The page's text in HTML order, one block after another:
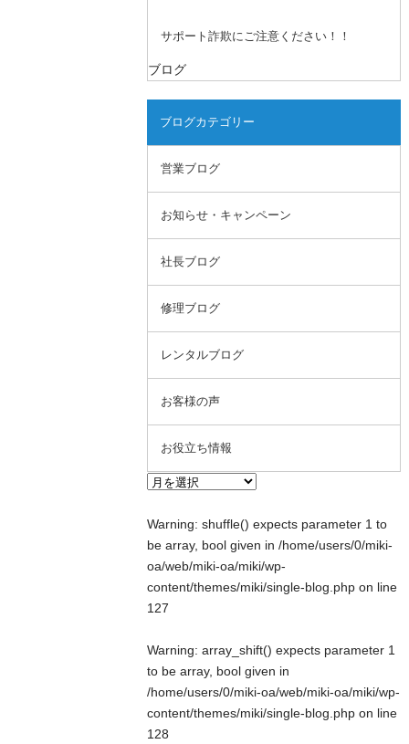
サポート詐欺にご注意ください！！
ブログ
ブログカテゴリー
営業ブログ
お知らせ・キャンペーン
社長ブログ
修理ブログ
レンタルブログ
お客様の声
お役立ち情報
Warning: shuffle() expects parameter 1 to
be array, bool given in/home/users/0/miki-
oa/web/miki-oa/miki/wp-
content/themes/miki/single-blog.php on line
127
Warning: array_shift() expects parameter 1
to be array, bool given in
/home/users/0/miki-oa/web/miki-oa/miki/wp-
content/themes/miki/single-blog.php on line
128